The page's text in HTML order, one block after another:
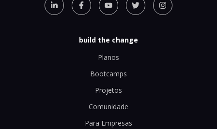
build the change
Planos
Bootcamps
Projetos
Comunidade
Para Empresas